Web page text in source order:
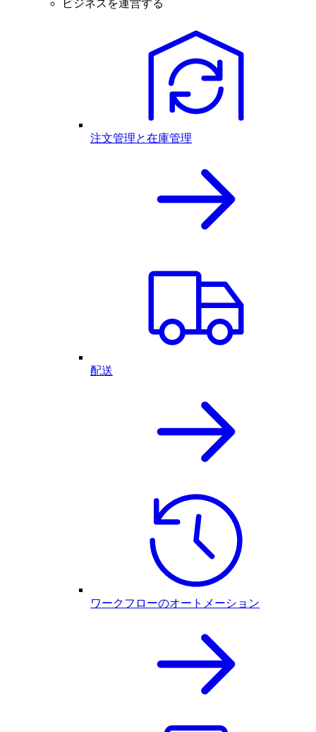
ビジネスを運営する
注文管理と在庫管理
配送
ワークフローのオートメーション